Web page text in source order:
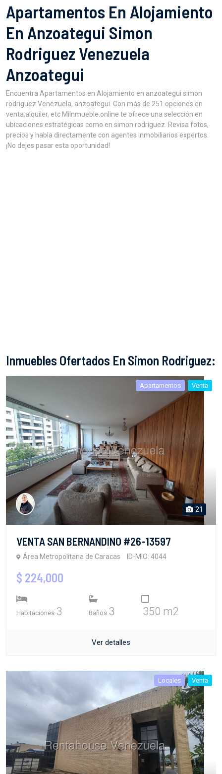
Apartamentos En Alojamiento
En Anzoategui Simon
Rodriguez Venezuela
Anzoategui
Encuentra Apartamentos en Alojamiento en anzoategui simon
rodriguez Venezuela, anzoategui. Con más de 251 opciones en
venta,alquiler, etc MiInmueble.online te ofrece una selección en
ubicaciones estratégicas como en simon rodriguez. Revisa fotos,
precios y habla directamente con agentes inmobiliarios expertos.
¡No dejes pasar esta oportunidad!
Inmuebles Ofertados En Simon Rodriguez:
Apartamentos Venta
21
VENTA SAN BERNANDINO #26-13597
Área Metropolitana de Caracas ID-MIO: 4044
$ 224,000
Habitaciones 3 Baños 3 350 m2
Ver detalles
Locales Venta